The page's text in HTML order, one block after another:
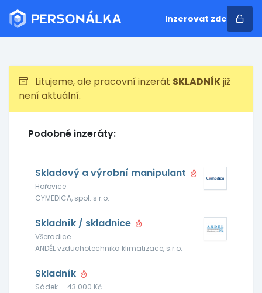
Inzerovat zde
Litujeme, ale pracovní inzerát SKLADNÍKjiž
není aktuální.
Podobné inzeráty:
Skladový a výrobní manipulant
Hořovice
CYMEDICA, spol. s r.o.
Skladník / skladnice
Všeradice
ANDĚL vzduchotechnika klimatizace, s.r.o.
Skladník
Sádek · 43 000 Kč